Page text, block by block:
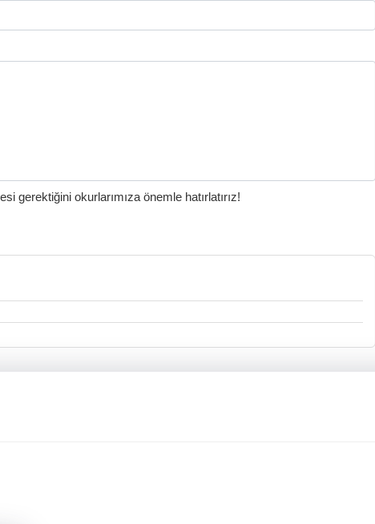
gerektiğini okurlarımıza önemle hatırlatırız!